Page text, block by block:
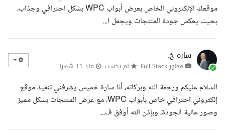
موقعك الإلكتروني الخاص بعرض أبواب WPC بشكل احترافي وجذاب،
بحيث يعكس جودة المنتجات ويجعل ا...
ساره خ.
مطور Full Stack لم يحسب منذ 11 شهرا
السلام عليكم ورحمة الله وبركاته، أنا سارة خميس يشرفني تنفيذ موقع
إلكتروني احترافي خاص بأبواب WPC، مع عرض المنتجات بشكل مميز
وصور عالية الجودة، وبإذن الله أوفق ف...